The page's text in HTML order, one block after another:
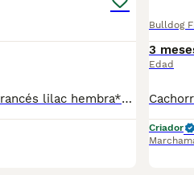
📲Laura 677983742 - 613283995 🤍*Bulldog francés lilac hembra*🤍 ¿Buscas un nuevo compañero para tu hogar? ❤️ Tenemos preciosos cachorros listos para encontrar una familia responsable. ✅ Vacunados ✅ Desparasitados ✅ Cartilla sanitaria ✅ Garantías incluidas ✅ Máxima atención y cuidado Se hacen envíos a toda España: Andalucía: Almería, Cádiz, Córdoba, Granada, Huelva, Jaén, Málaga, Sevilla.Aragón: Huesca, Teruel, Zaragoza.Asturias: Oviedo.Baleares: Palma.Canarias: Las Palmas de Gran Canaria, Santa Cruz de Tenerife.Cantabria: Santander.Castilla-La Mancha: Albacete, Ciudad Real, Cuenca, Guadalajara, Toledo.Castilla y León: Ávila, Burgos, León, Palencia, Salamanca, Segovia, Soria, Valladolid, Zamora.Cataluña: Barcelona, Gerona (Girona), Lérida (Lleida), Tarragona.Comunidad Valenciana: Alicante, Castellón de la Plana, Valencia.Extremadura: Badajoz, Cáceres.Galicia: La Coruña (A Coruña), Lugo, Orense (Ourense), Pontevedra.La Rioja: Logroño.Madrid: Madrid.Murcia: Murcia.Navarra: Pamplona.País Vasco: Bilbao (Vizcaya), San Sebastián (Guipúzcoa), Vitoria (Álava). 🐾 Cachorros sanos, sociables y criados con mucho cariño. 📲 ¡Pregunta sin compromiso por disponibilidad, fotos y precios por mensaje privado!
Bulldog
3
Edad
Criador